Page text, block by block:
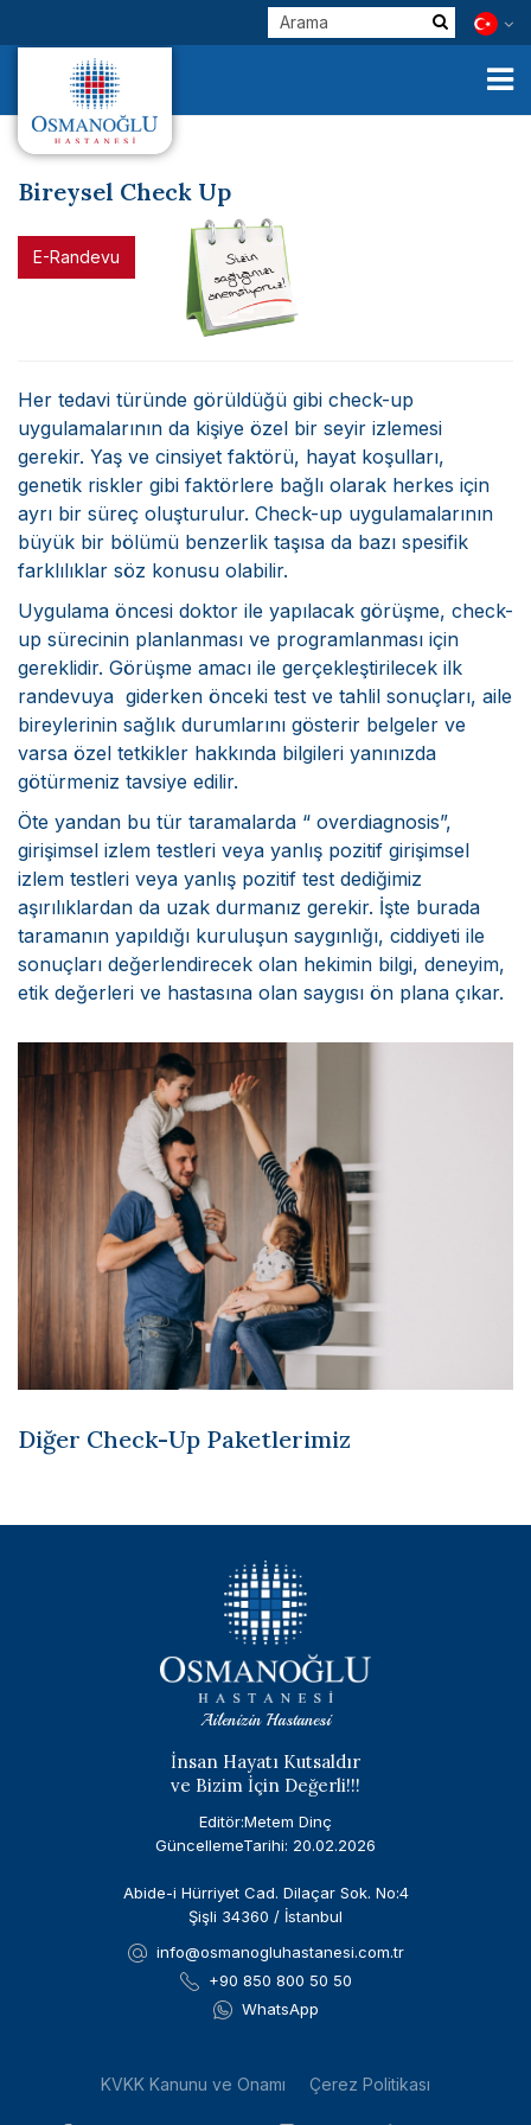
Kurumsal
Klinik Birimlerimiz
E-Servisler
Check Up
Sağlık Turizmi
Bilimsel Yayınlar
İletişim
Bireysel Check Up
E-Randevu
Her tedavi türünde görüldüğü gibi check-up
uygulamalarının da kişiye özel bir seyir izlemesi
gerekir. Yaş ve cinsiyet faktörü, hayat koşulları,
genetik riskler gibi faktörlere bağlı olarak herkes için
ayrı bir süreç oluşturulur. Check-up uygulamalarının
büyük bir bölümü benzerlik taşısa da bazı spesifik
farklılıklar söz konusu olabilir.
Uygulama öncesi doktor ile yapılacak görüşme, check-
up sürecinin planlanması ve programlanması için
gereklidir. Görüşme amacı ile gerçekleştirilecek ilk
randevuya giderken önceki test ve tahlil sonuçları, aile
bireylerinin sağlık durumlarını gösterir belgeler ve
varsa özel tetkikler hakkında bilgileri yanınızda
götürmeniz tavsiye edilir.
Öte yandan bu tür taramalarda “ overdiagnosis”,
girişimsel izlem testleri veya yanlış pozitif girişimsel
izlem testleri veya yanlış pozitif test dediğimiz
aşırılıklardan da uzak durmanız gerekir. İşte burada
taramanın yapıldığı kuruluşun saygınlığı, ciddiyeti ile
sonuçları değerlendirecek olan hekimin bilgi, deneyim,
etik değerleri ve hastasına olan saygısı ön plana çıkar.
Diğer Check-Up Paketlerimiz
İnsan Hayatı Kutsaldır
ve Bizim İçin Değerli!!!
Editör:Metem Dinç
GüncellemeTarihi: 20.02.2026
Abide-i Hürriyet Cad. Dilaçar Sok. No:4
Şişli 34360 / İstanbul
info@osmanogluhastanesi.com.tr
+90 850 800 50 50
WhatsApp
KVKK Kanunu ve Onamı Çerez Politikası
Ailenizin Hastanesi